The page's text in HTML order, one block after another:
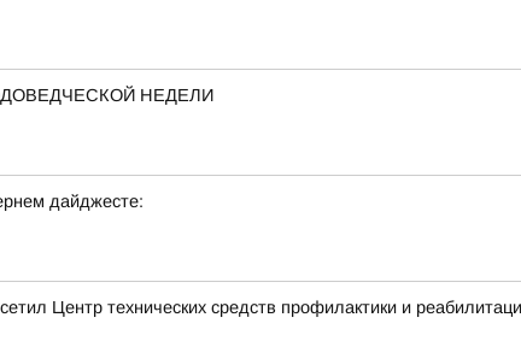
НЕДЕЛИ
дайджесте:
Центр технических средств профилактики и